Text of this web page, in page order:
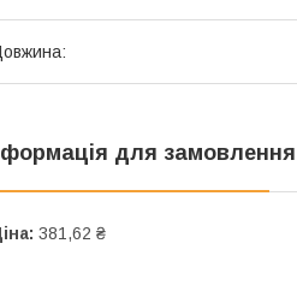
для замовлення
381,62 ₴